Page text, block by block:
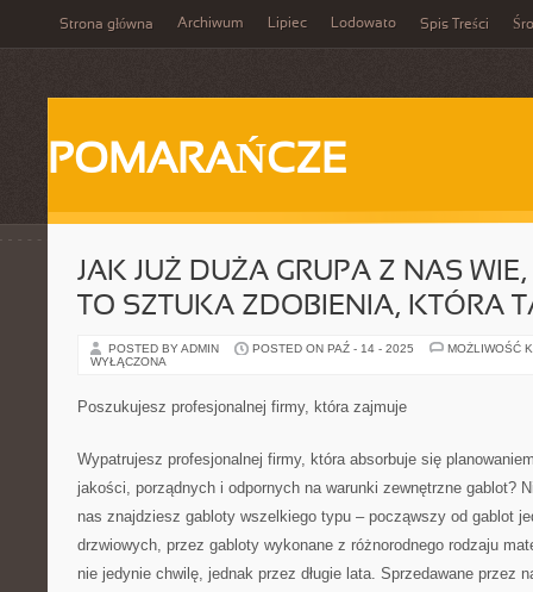
Strona główna Archiwum Lipiec Lodowato Spis Treści
POMARAŃCZE
JAK JUŻ DUŻA GRUPA Z NAS
TO SZTUKA ZDOBIENIA, KTÓRA
POSTED BY ADMIN POSTED ON PAŹ - 14 - 2025
MOŻLIWOŚĆ
WYŁĄCZONA
Poszukujesz profesjonalnej firmy, która zajmuje
Wypatrujesz profesjonalnej firmy, która absorbuje się
jakości, porządnych i odpornych na warunki zewnętrzne gablot?
nas znajdziesz gabloty wszelkiego typu – począwszy od gablot
drzwiowych, przez gabloty wykonane z różnorodnego rodzaju
nie jedynie chwilę, jednak przez długie lata. Sprzedawane przez